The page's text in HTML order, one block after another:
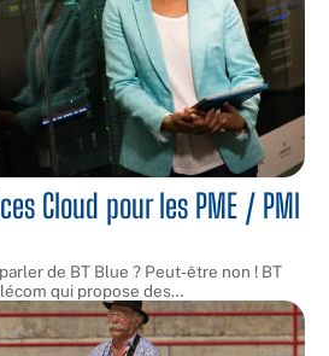
Cloud pour les PME / PMI
de BT Blue ? Peut-être non ! BT
qui propose des…